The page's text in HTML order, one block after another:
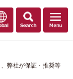
弊社が保証・推奨等